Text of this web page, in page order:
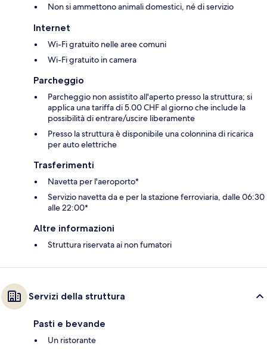
Non si ammettono animali domestici, né di servizio
Internet
Wi-Fi gratuito nelle aree comuni
Wi-Fi gratuito in camera
Parcheggio
Parcheggio non assistito all'aperto presso la struttura; si
applica una tariffa di 5.00 CHF al giorno che include la
possibilità di entrare/uscire liberamente
Presso la struttura è disponibile una colonnina di ricarica
per auto elettriche
Trasferimenti
Navetta per l'aeroporto*
Servizio navetta da e per la stazione ferroviaria, dalle 06:30
alle 22:00*
Altre informazioni
Struttura riservata ai non fumatori
Servizi della struttura
Pasti e bevande
Un ristorante